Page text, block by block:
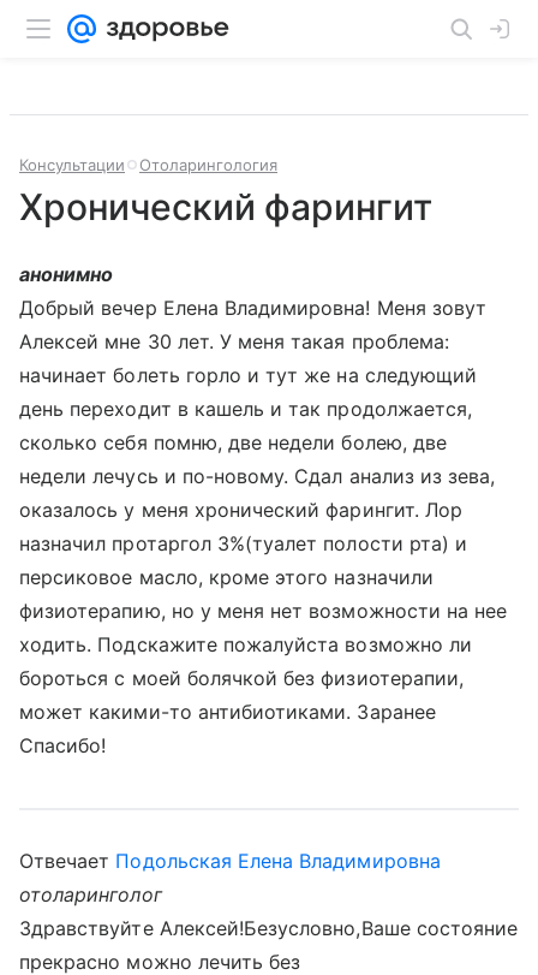
Консультации Отоларингология
Хронический фарингит
анонимно
Добрый вечер Елена Владимировна! Меня зовут
Алексей мне 30 лет. У меня такая проблема:
начинает болеть горло и тут же на следующий
день переходит в кашель и так продолжается,
сколько себя помню, две недели болею, две
недели лечусь и по-новому. Сдал анализ из зева,
оказалось у меня хронический фарингит. Лор
назначил протаргол 3%(туалет полости рта) и
персиковое масло, кроме этого назначили
физиотерапию, но у меня нет возможности на нее
ходить. Подскажите пожалуйста возможно ли
бороться с моей болячкой без физиотерапии,
может какими-то антибиотиками. Заранее
Спасибо!
Отвечает Подольская Елена Владимировна
отоларинголог
Здравствуйте Алексей!Безусловно,Ваше состояние
прекрасно можно лечить без